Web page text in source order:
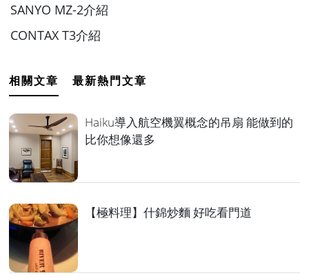
SANYO MZ-2介紹
CONTAX T3介紹
相關文章 最新熱門文章
Haiku導入航空機翼概念的吊扇 能做到的
比你想像還多
【極料理】什錦炒麵 好吃看門道